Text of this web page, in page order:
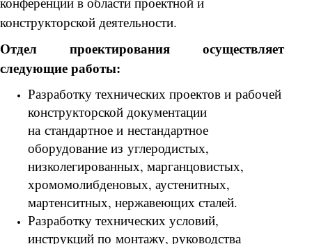
конструкторской деятельности.
Отдел проектирования осуществляет
следующие работы:
Разработку технических проектов и рабочей
конструкторской документации
на стандартное и нестандартное
оборудование из углеродистых,
низколегированных, марганцовистых,
хромомолибденовых, аустенитных,
мартенситных, нержавеющих сталей.
Разработку технических условий,
инструкций по монтажу, руководства